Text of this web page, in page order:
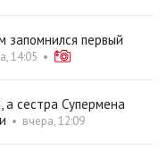
запомнился первый
14:05 •
а сестра Супермена
• вчера, 12:09